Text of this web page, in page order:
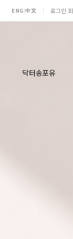
ENG|中文 로그인·
닥터송포유